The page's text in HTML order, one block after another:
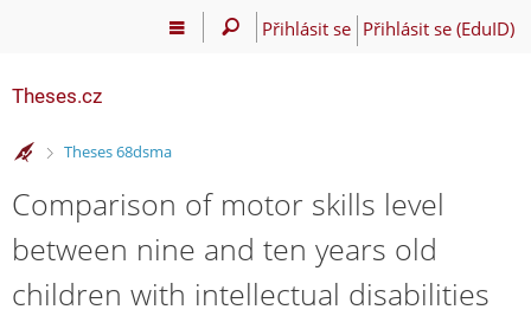
Přihlásit se Přihlásit se (EduID)
Theses.cz
>
Theses 68dsma
Comparison of motor skills level
between nine and ten years old
children with intellectual disabilities